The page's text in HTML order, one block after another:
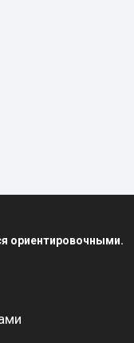
ориентировочными.